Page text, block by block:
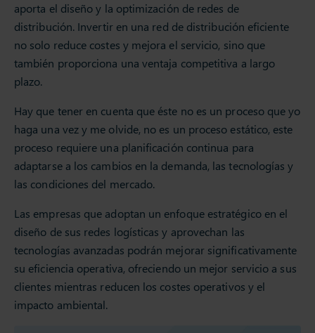
aporta el diseño y la optimización de redes de
distribución. Invertir en una red de distribución eficiente
no solo reduce costes y mejora el servicio, sino que
también proporciona una ventaja competitiva a largo
plazo.
Hay que tener en cuenta que éste no es un proceso que yo
haga una vez y me olvide, no es un proceso estático, este
proceso requiere una planificación continua para
adaptarse a los cambios en la demanda, las tecnologías y
las condiciones del mercado.
Las empresas que adoptan un enfoque estratégico en el
diseño de sus redes logísticas y aprovechan las
tecnologías avanzadas podrán mejorar significativamente
su eficiencia operativa, ofreciendo un mejor servicio a sus
clientes mientras reducen los costes operativos y el
impacto ambiental.